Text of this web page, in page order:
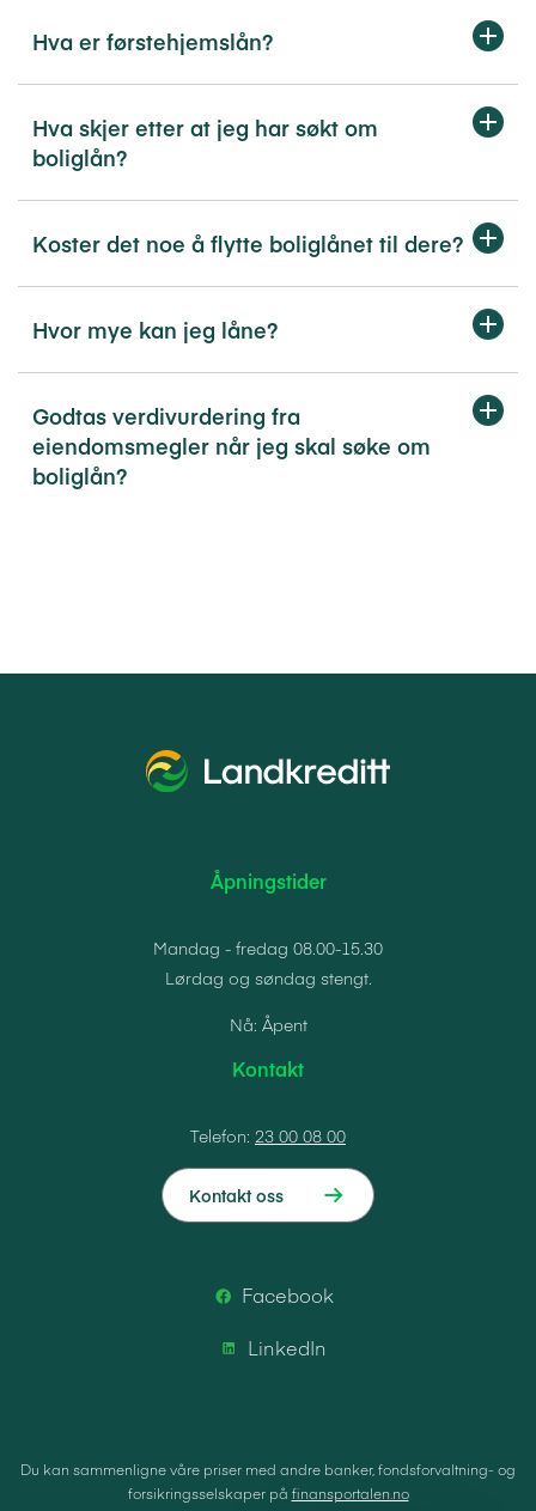
Hva er førstehjemslån?
Hva skjer etter at jeg har søkt om
boliglån?
Koster det noe å flytte boliglånet til dere?
Hvor mye kan jeg låne?
Godtas verdivurdering fra
eiendomsmegler når jeg skal søke om
boliglån?
Facebook
LinkedIn
Åpningstider
Mandag - fredag 08.00-15.30
Lørdag og søndag stengt.
Nå: Åpent
Kontakt
Telefon: 23 00 08 00
Kontakt oss
Du kan sammenligne våre priser med andre banker, fondsforvaltning- og
forsikringsselskaper på finansportalen.no